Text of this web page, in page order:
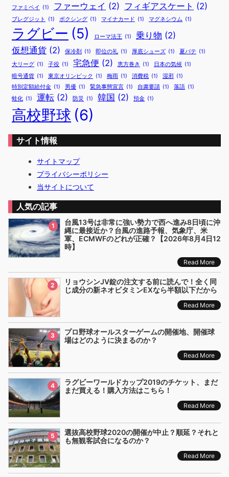
ファミペイ (1) ファーウェイ (2) フィギアスケート (2)
ブレグジット (1) ボクシング (1) マイナカード (1) マグネシウム (1)
ラグビー (5) ローマ法王 (1) 乗り物 (2)
仮想通貨 (2) 保冷剤 (1) 即位の礼 (1) 厚底シューズ (1) 夏バテ (1)
大リーグ (1) 子役 (1) 宅急便 (2) 恵方巻き (1) 日本の気候 (1)
暗号通貨 (1) 東京オリンピック (1) 梅雨 (1) 消費税 (1) 湿邪 (1)
特別定額給付金 (1) 男優 (1) 緊急事態宣言 (1) 自粛要請 (1) 落語 (1)
蛙化 (1) 運転 (2) 防災 (1) 韓国 (2) 預金 (1)
高校野球 (6)
サイト情報
サイトマップ
プライバシーポリシー
当サイトについて
人気の記事
1
台風13号は非常に強い勢力で西へ進み8日頃に沖
縄に最接近か？台風の進路予報、気象庁、米
軍、ECMWFのどれが正確？【2026年8月4日12
時】
Read More
2
リョウシンJV錠の注文する前に読んで！全く同
じ成分の新ネオビタミンEXなら半額以下だから
Read More
3
プロ野球オールスターゲームの開催地、開催球
場はどのように決まるのか？
Read More
4
ラグビーワールドカップ2019のチケット、まだ
まだ買える！購入方法はこちら！
Read More
5
選抜高校野球2020の開催が中止？順延？それと
も無観客試合になるのか？
Read More